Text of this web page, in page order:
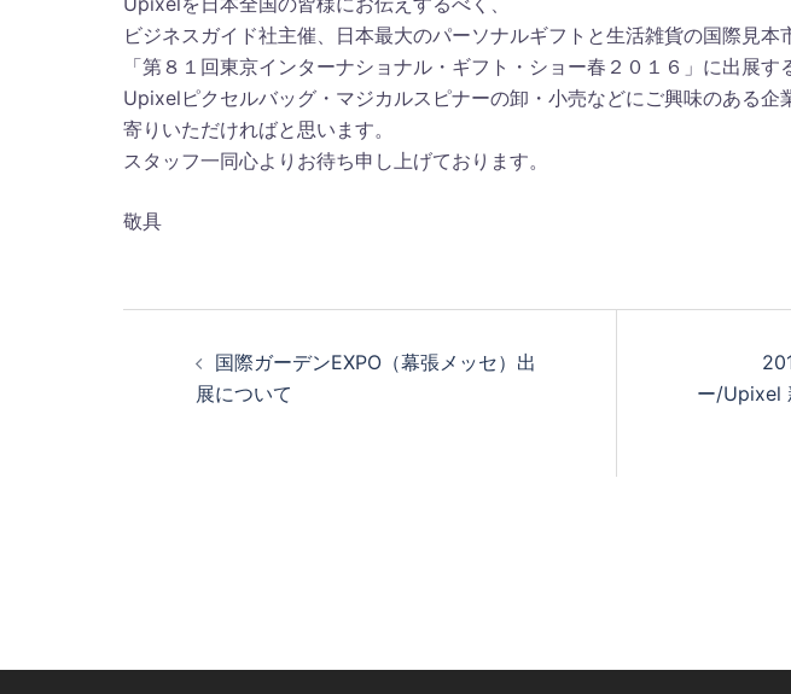
ビジネスガイド社主催、日本最大のパーソナルギフトと生活雑貨の国際見本
「第８１回東京インターナショナル・ギフト・ショー春２０１６」に出展す
Upixelピクセルバッグ・マジカルスピナーの卸・小売などにご興味のある企
寄りいただければと思います。
スタッフ一同心よりお待ち申し上げております。
敬具
国際ガーデンEXPO（幕張メッセ）出
展について
ー/Upixel